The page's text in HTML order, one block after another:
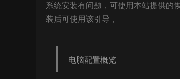
系统安装有问题，可使用本站提供的
装后可使用该引导，
电脑配置概览